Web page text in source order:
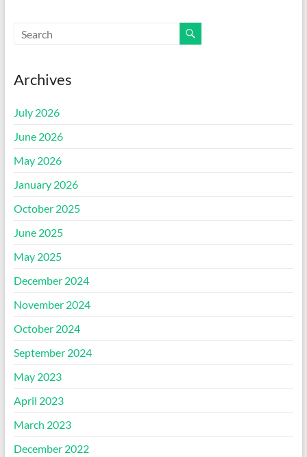
Archives
July 2026
June 2026
May 2026
January 2026
October 2025
June 2025
May 2025
December 2024
November 2024
October 2024
September 2024
May 2023
April 2023
March 2023
December 2022